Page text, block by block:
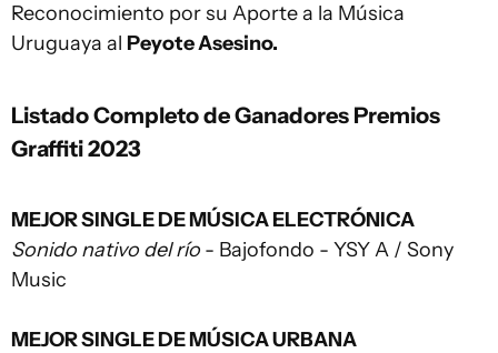
Reconocimiento por su Aporte a la Música
Uruguaya al Peyote Asesino.
Listado Completo de Ganadores Premios
Graffiti 2023
MEJOR SINGLE DE MÚSICA ELECTRÓNICA
Sonido nativo del río - Bajofondo - YSY A / Sony
Music
MEJOR SINGLE DE MÚSICA URBANA